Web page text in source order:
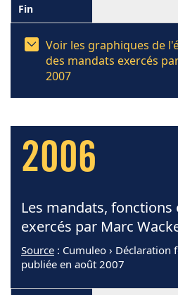
Voir les graphiques de
des mandats exercés
2007
2006
Les mandats,
exercés par Marc
Source : Cumuleo › Déclaration
publiée en août 2007